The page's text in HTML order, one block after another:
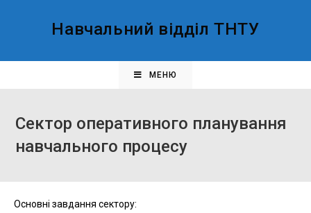
Навчальний відділ ТНТУ
МЕНЮ
Сектор оперативного планування
навчального процесу
Основні завдання сектору: